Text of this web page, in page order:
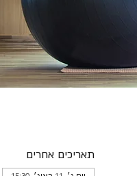
תאריכים אחרים